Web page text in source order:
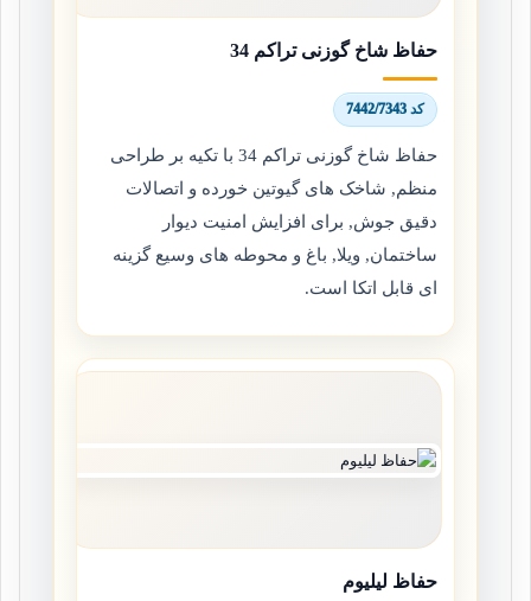
حفاظ شاخ گوزنی تراکم 34
کد 7442/7343
حفاظ شاخ گوزنی تراکم 34 با تکیه بر طراحی
منظم, شاخک های گیوتین خورده و اتصالات
دقیق جوش, برای افزایش امنیت دیوار
ساختمان, ویلا, باغ و محوطه های وسیع گزینه
ای قابل اتکا است.
حفاظ لیلیوم